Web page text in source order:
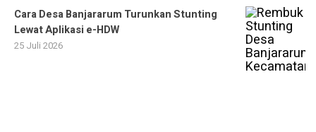
Cara Desa Banjararum Turunkan Stunting
Lewat Aplikasi e-HDW
25 Juli 2026